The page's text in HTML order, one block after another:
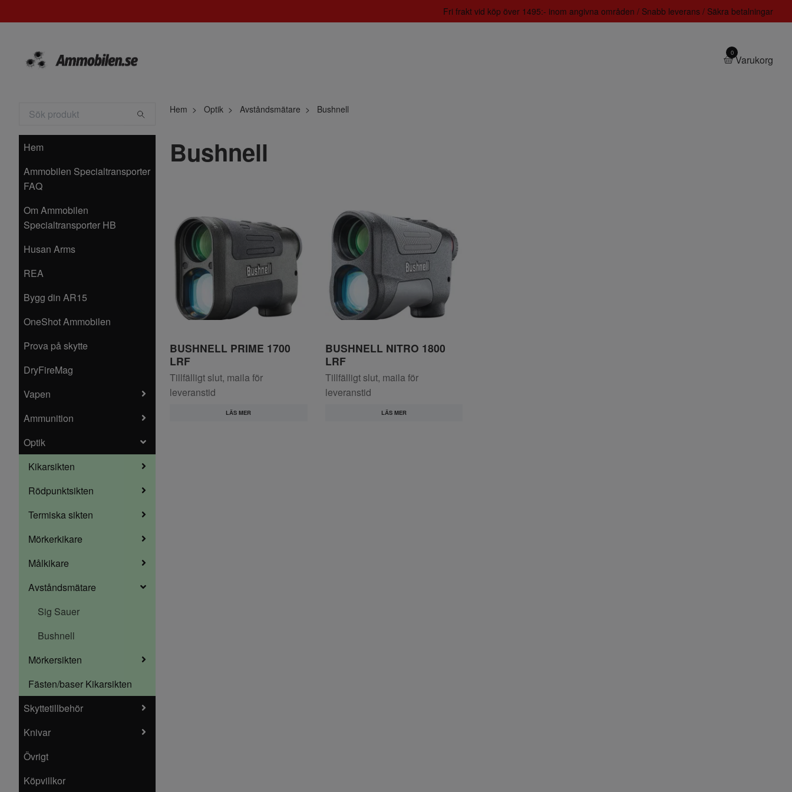
Fri frakt vid köp över 1495:- inom angivna områden / Snabb leverans / Säkra betalningar
0
Varukorg
Hem
Ammobilen Specialtransporter
FAQ
Om Ammobilen
Specialtransporter HB
Husan Arms
REA
Bygg din AR15
OneShot Ammobilen
Prova på skytte
DryFireMag
Vapen
Ammunition
Optik
Kikarsikten
Rödpunktsikten
Termiska sikten
Mörkerkikare
Målkikare
Avståndsmätare
Sig Sauer
Bushnell
Mörkersikten
Fästen/baser Kikarsikten
Skyttetillbehör
Knivar
Övrigt
Köpvillkor
Hem Optik Avståndsmätare Bushnell
Bushnell
BUSHNELL PRIME 1700
LRF
Tillfälligt slut, maila för
leveranstid
LÄS MER
BUSHNELL NITRO 1800
LRF
Tillfälligt slut, maila för
leveranstid
LÄS MER